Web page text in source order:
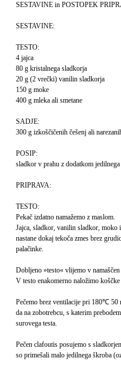
SESTAVINE in POSTOPEK
SESTAVINE:
TESTO:
4 jajca
80 g kristalnega sladkorja
20 g (2 vrečki) vanilin sladkorja
150 g moke
400 g mleka ali smetane
SADJE:
300 g izkoščičenih češenj ali
POSIP:
sladkor v prahu z dodatkom
PRIPRAVA:
TESTO:
Pekač izdatno namažemo z maslom.
Jajca, sladkor, vanilin sladkor, moko
nastane dokaj tekoča zmes brez
palačinke.
Dobljeno »testo« vlijemo v namaščen
V testo enakomerno naložimo koščke
Pečemo brez ventilacije pri 180℃ 50
da na zobotrebcu, s katerim
surovega testa.
Pečen clafoutis posujemo s
so primešali malo jedilnega škroba